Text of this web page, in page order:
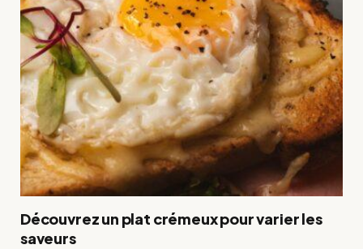
Découvrez un plat crémeux pour varier les
saveurs